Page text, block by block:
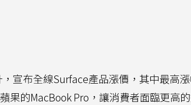
宣布全線Surface產品漲價，其中最高
果的MacBook Pro，讓消費者面臨更高